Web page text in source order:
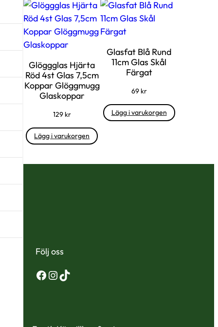
Glöggglas Hjärta
Röd 4st Glas 7,5cm
Koppar Glöggmugg
Glaskoppar
129 kr
Lägg i varukorgen
Glasfat Blå Rund
11cm Glas Skål
Färgat
69 kr
Lägg i varukorgen
Följ oss
Facebook
Instagram
TikTok